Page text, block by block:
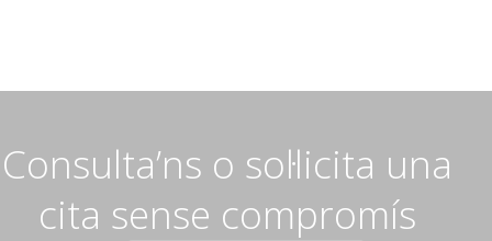
Consulta’ns o sol·licita una
cita sense compromís